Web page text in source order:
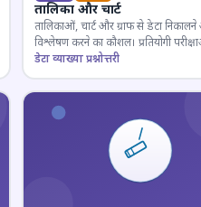
तालिका और चार्ट
तालिकाओं, चार्ट और ग्राफ से डेटा
विश्लेषण करने का कौशल। प्रतियोगी
अनिवार्य।
डेटा व्याख्या प्रश्नोत्तरी